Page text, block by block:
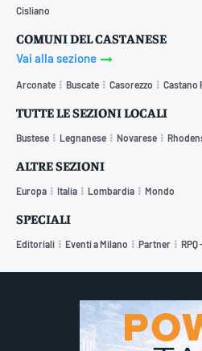
Cisliano
COMUNI DEL CASTANESE
Vai alla sezione
Arconate Buscate Casorezzo Castano
TUTTE LE SEZIONI LOCALI
Bustese Legnanese Novarese
ALTRE SEZIONI
Europa Italia Lombardia Mondo
SPECIALI
Editoriali Eventi a Milano Partner